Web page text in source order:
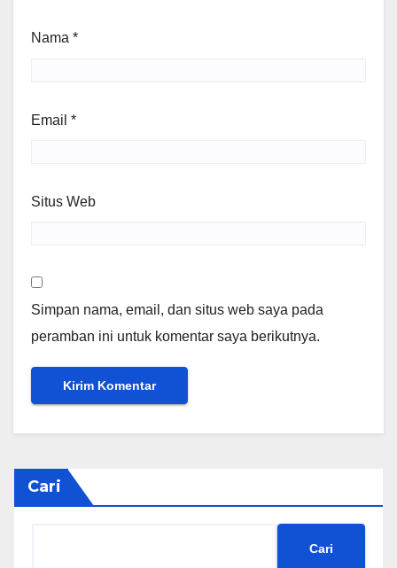
Nama *
Email *
Situs Web
Simpan nama, email, dan situs web saya pada
peramban ini untuk komentar saya berikutnya.
Cari
Cari